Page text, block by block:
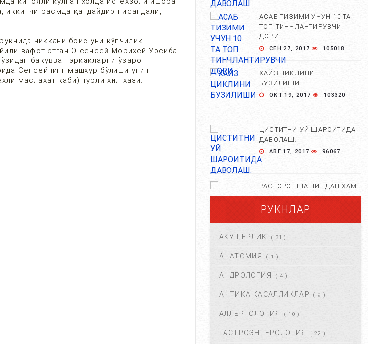
иккинчи расмда қандайдир писандали,
чиққани боис уни кўпчилик
вафот этган О-сенсей Морихей Уэсиба
бақувват эркакларни ўзаро
Сенсейнинг машхур бўлиши унинг
маслахат каби) турли хил хазил
АСАБ ТИЗИМИ УЧУН 10 ТА
ТОП ТИНЧЛАНТИРУВЧИ
ДОРИ...
СЕН 27, 2017 105018
ХАЙЗ ЦИКЛИНИ
БУЗИЛИШИ...
ОКТ 19, 2017 103320
ЦИСТИТНИ УЙ ШАРОИТИДА
ДАВОЛАШ....
АВГ 17, 2017 96067
РАСТОРОПША ЧИНДАН ХАМ
ФОЙДАЛИМИ?...
АПР 25, 2021
ХОМИЛА ЖИНСИНИ
АНИҚЛАШНИНГ
НОСТАНДАРТ УСУЛЛАРИ....
АВГ 22, 2017
ХОМИЛА МУДДАТИНИ
АНИҚЛАШНИНГ ҚАНДАЙ
УСУЛЛАР БОР?...
АВГ 22, 2017 77443
РУКНЛАР
АКУШЕРЛИК ( 31 )
АНАТОМИЯ ( 1 )
АНДРОЛОГИЯ ( 4 )
АНТИҚА КАСАЛЛИКЛАР ( 9 )
АЛЛЕРГОЛОГИЯ ( 10 )
ГАСТРОЭНТЕРОЛОГИЯ ( 22 )